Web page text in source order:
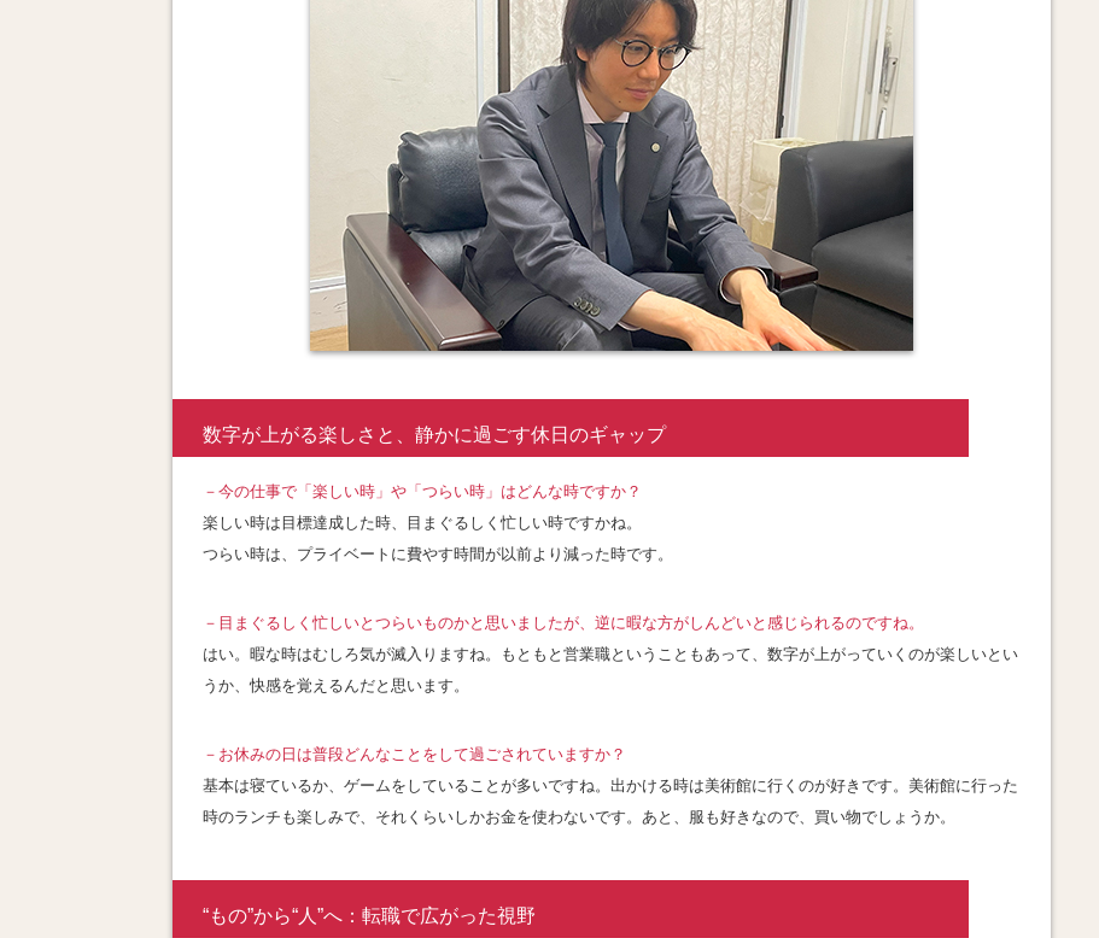
数字が上がる楽しさと、静かに過ごす休日のギャップ
－ 今の仕事で「楽しい時」や「つらい時」はどんな時ですか？
楽しい時は目標達成した時、目まぐるしく忙しい時ですかね。
つらい時は、プライベートに費やす時間が以前より減った時です。
－ 目まぐるしく忙しいとつらいものかと思いましたが、逆に暇な方がしんどいと感じられるのですね。
はい。暇な時はむしろ気が滅入りますね。もともと営業職ということもあって、数字が上がっていくのが楽しいとい
うか、快感を覚えるんだと思います。
－ お休みの日は普段どんなことをして過ごされていますか ？
基本は寝ているか、ゲームをしていることが多いですね。出かける時は美術館に行くのが好きです。美術館に行った
時のランチも楽しみで、それくらいしかお金を使わないです。あと、服も好きなので、買い物でしょうか。
“もの”から“人”へ：転職で広がった視野